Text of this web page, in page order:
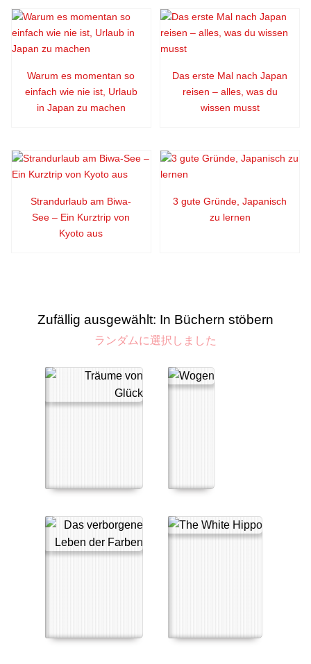
Warum es momentan so
einfach wie nie ist, Urlaub
in Japan zu machen
Das erste Mal nach Japan
reisen – alles, was du
wissen musst
Strandurlaub am Biwa-
See – Ein Kurztrip von
Kyoto aus
3 gute Gründe, Japanisch
zu lernen
Zufällig ausgewählt: In Büchern stöbern
ランダムに選択しました